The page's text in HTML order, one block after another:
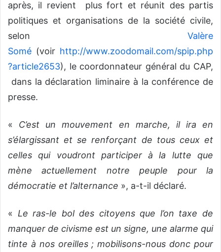
après, il revient
plus fort et réunit des partis
politiques et organisations de la société civile,
selon Valère
Somé (voir http://www.zoodomail.com/spip.php
?article2653), le coordonnateur général du CAP,
dans la déclaration liminaire à la conférence de
presse.
« C’est un mouvement en marche, il ira en
s’élargissant et se renforçant de tous ceux et
celles qui voudront participer à la lutte que
mène actuellement notre peuple pour la
démocratie et l’alternance », a-t-il déclaré.
« Le ras-le bol des citoyens que l’on taxe de
manquer de civisme est un signe, une alarme qui
tinte à nos oreilles ; mobilisons-nous donc pour